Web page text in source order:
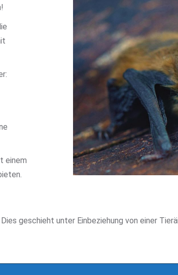
einem
geschieht unter Einbeziehung von einer